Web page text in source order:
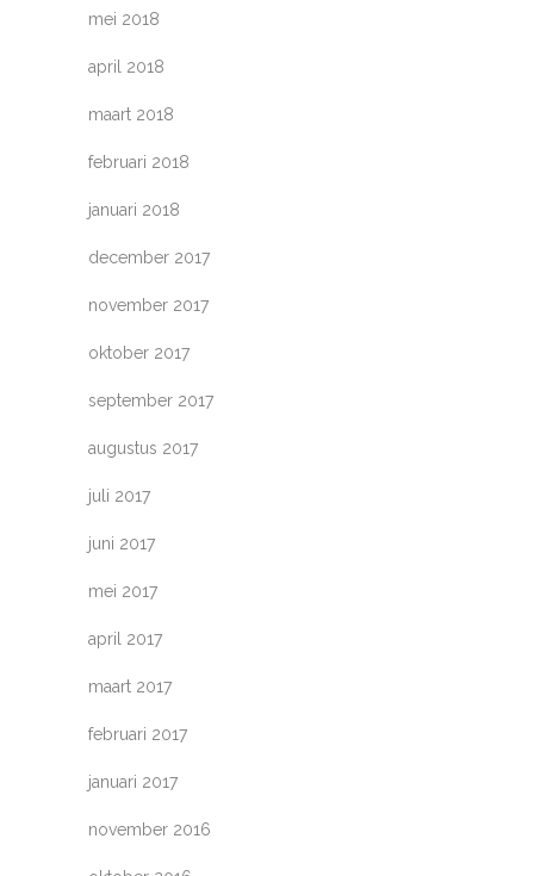
mei 2018
april 2018
maart 2018
februari 2018
januari 2018
december 2017
november 2017
oktober 2017
september 2017
augustus 2017
juli 2017
juni 2017
mei 2017
april 2017
maart 2017
februari 2017
januari 2017
november 2016